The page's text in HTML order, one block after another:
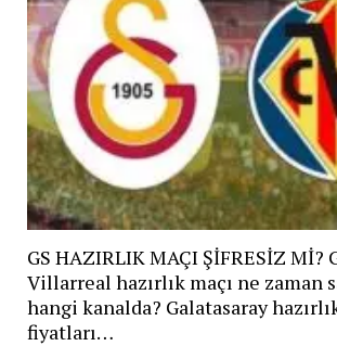
GS HAZIRLIK MAÇI ŞİFRESİZ Mİ?
Villarreal hazırlık maçı ne zaman
hangi kanalda? Galatasaray
fiyatları…